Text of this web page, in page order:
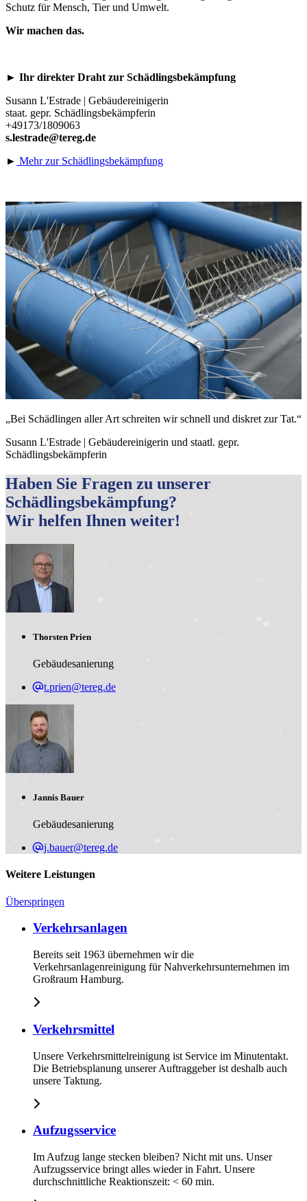
Schutz für Mensch, Tier und Umwelt.
Wir machen das.
► Ihr direkter Draht zur Schädlingsbekämpfung
Susann L'Estrade | Gebäudereinigerin
staat. gepr. Schädlingsbekämpferin
+49173/1809063
s.lestrade@tereg.de
► Mehr zur Schädlingsbekämpfung
„Bei Schädlingen aller Art schreiten wir schnell und diskret zur Tat.“
Susann L'Estrade | Gebäudereinigerin und staatl. gepr.
Schädlingsbekämpferin
Haben Sie Fragen zu unserer
Schädlingsbekämpfung?
Wir helfen Ihnen weiter!
Thorsten Prien
Gebäudesanierung
t.prien@tereg.de
Jannis Bauer
Gebäudesanierung
j.bauer@tereg.de
Weitere Leistungen
Überspringen
Verkehrsanlagen
Bereits seit 1963 übernehmen wir die
Verkehrsanlagenreinigung für Nahverkehrsunternehmen im
Großraum Hamburg.
Verkehrsmittel
Unsere Verkehrsmittelreinigung ist Service im Minutentakt.
Die Betriebsplanung unserer Auftraggeber ist deshalb auch
unsere Taktung.
Aufzugsservice
Im Aufzug lange stecken bleiben? Nicht mit uns. Unser
Aufzugsservice bringt alles wieder in Fahrt. Unsere
durchschnittliche Reaktionszeit: < 60 min.